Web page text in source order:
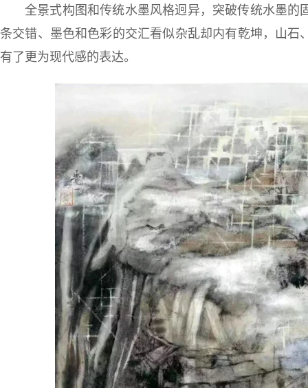
全景式构图和传统水墨风格迥异，突破传统水墨
条交错、墨色和色彩的交汇看似杂乱却内有乾坤，山
有了更为现代感的表达。